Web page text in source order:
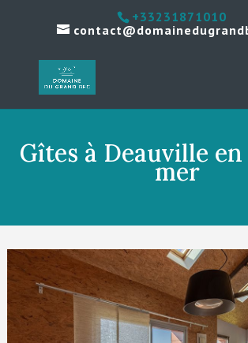
+33231871010
Gîtes à Deauville
mer